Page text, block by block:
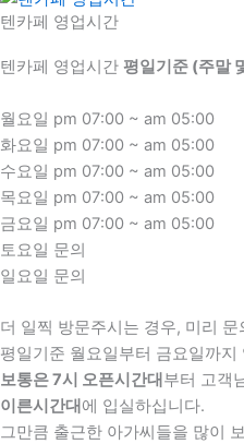
텐카페 영업시간
텐카페 영업시간 평일기준 (주말
월요일 pm 07:00 ~ am 05:00
화요일 pm 07:00 ~ am 05:00
수요일 pm 07:00 ~ am 05:00
목요일 pm 07:00 ~ am 05:00
금요일 pm 07:00 ~ am 05:00
토요일 문의
일요일 문의
더 일찍 방문주시는 경우, 미리
평일기준 월요일부터 금요일까지
보통은 7시 오픈시간대 부터 고객
이른시간대 에 입실하십니다.
그만큼 출근한 아가씨들을 많이